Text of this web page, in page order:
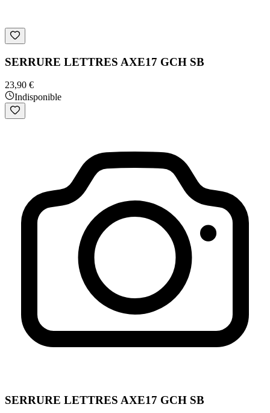
SERRURE LETTRES AXE17 GCH SB
23,90 €
Indisponible
SERRURE LETTRES AXE17 GCH SB